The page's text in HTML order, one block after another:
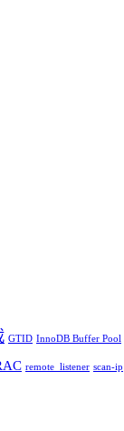
GTID InnoDB Buffer Pool
remote_listener scan-ip